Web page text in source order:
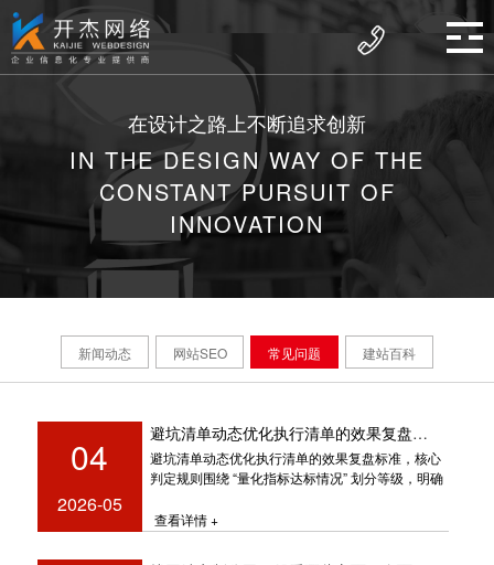
在设计之路上不断追求创新
IN THE DESIGN WAY OF THE
CONSTANT PURSUIT OF
INNOVATION
新闻动态 网站SEO 常见问题 建站百科
04
2026-05
避坑清单动态优化执行清单的效果复盘标准的判定规则是什么？
避坑清单动态优化执行清单的效果复盘标准，核心
判定规则围绕 “量化指标达标情况” 划分等级，明确
查看详情 +